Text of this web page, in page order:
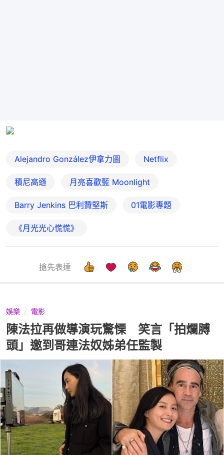
Alejandro González伊拿力圖 Netflix
積尼高遜 月亮喜歡藍 Moonlight
Barry Jenkins 巴利贊堅斯 01電影專題
《月光光心慌慌》
搶先表達
娛樂 電影
陳法拉再做導演玩驚慄 笑言「拍爛膊
頭」邀到哥連法奴姊弟任監製